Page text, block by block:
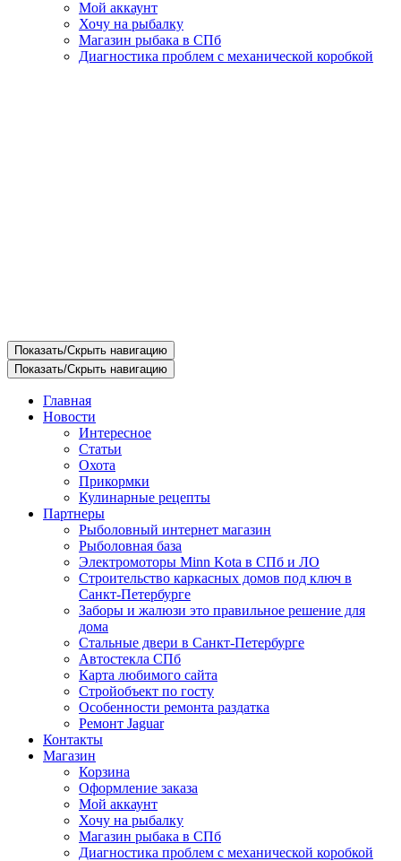
Мой аккаунт
Хочу на рыбалку
Магазин рыбака в СПб
Диагностика проблем с механической коробкой
Показать/Скрыть навигацию
Показать/Скрыть навигацию
Главная
Новости
Интересное
Статьи
Охота
Прикормки
Кулинарные рецепты
Партнеры
Рыболовный интернет магазин
Рыболовная база
Электромоторы Minn Kota в СПб и ЛО
Строительство каркасных домов под ключ в
Санкт-Петербурге
Заборы и жалюзи это правильное решение для
дома
Стальные двери в Санкт-Петербурге
Автостекла СПб
Карта любимого сайта
Стройобъект по госту
Особенности ремонта раздатка
Ремонт Jaguar
Контакты
Магазин
Корзина
Оформление заказа
Мой аккаунт
Хочу на рыбалку
Магазин рыбака в СПб
Диагностика проблем с механической коробкой